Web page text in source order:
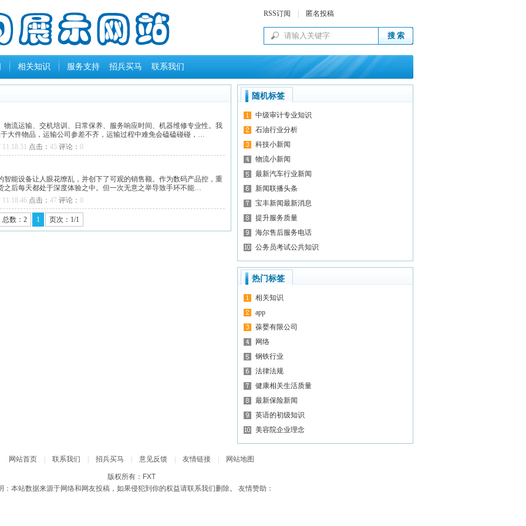
RSS订阅 匿名投稿
相关知识 服务支持 招兵买马 联系我们
流运输、交机培训、日常保养、服务响应时间、机器维修专业性。我
大件物品，运输公司参差不齐，运输过程中难免会磕磕碰碰，…
点击： 45 评论： 0
能设备让人眼花缭乱，并创下了可观的销售额。作为数码产品控，重
之后每天都处于深度体验之中。但一次无意之举导致手环不能…
11.18.46 点击： 47 评论： 0
总数：2 1 页次：1/1
随机标签
中级审计专业知识
石油行业分析
科技小新闻
物流小新闻
最新汽车行业新闻
新闻联播头条
宝丰新闻最新消息
提升服务质量
海尔售后服务电话
公务员考试公共知识
热门标签
相关知识
app
葆婴有限公司
网络
钢铁行业
法律法规
健康相关生活质量
最新保险新闻
英语的初级知识
美容院企业理念
网站首页 联系我们 招兵买马 意见反馈 友情链接 网站地图
版权所有：FXT
：本站数据来源于网络和网友投稿，如果侵犯到你的权益请联系我们删除。 友情赞助：